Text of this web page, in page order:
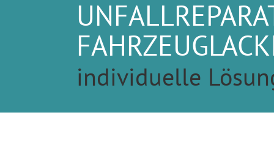
individuelle